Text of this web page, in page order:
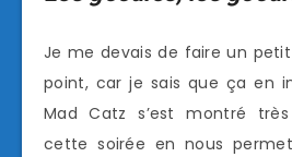
Je me devais de faire un
point, car je sais que ça en
Mad Catz s’est montré
cette soirée en nous